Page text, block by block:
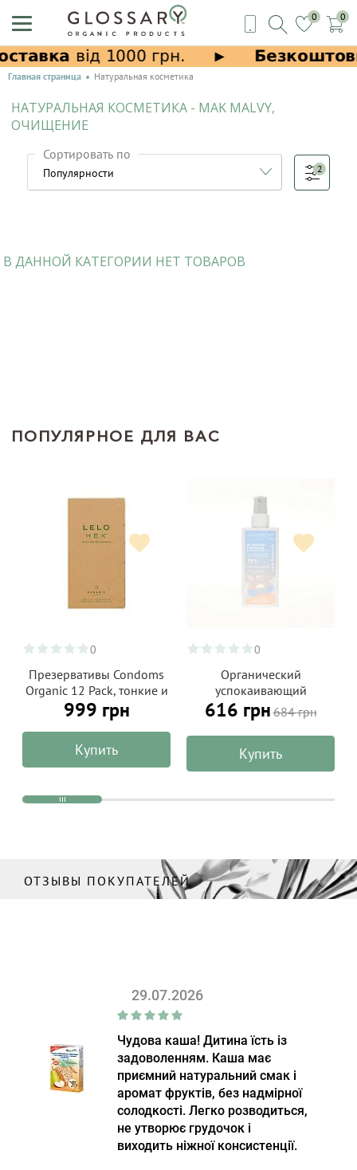
0 0
Главная страница Натуральная косметика
НАТУРАЛЬНАЯ КОСМЕТИКА - MAK MALVY,
ОЧИЩЕНИЕ
Сортировать по
2
В ДАННОЙ КАТЕГОРИИ НЕТ ТОВАРОВ
ПОПУЛЯРНОЕ ДЛЯ ВАС
0
Презервативы Condoms
Organic 12 Pack, тонкие и
суперпрочные LELO HEX
999 грн
Купить
0
Органический
успокаивающий
охлаждающий гель-спрей
после загара из алоэ
вера, ALPHANOVA Organic
Sun 125 мл
616 грн684 грн
Купить
ОТЗЫВЫ ПОКУПАТЕЛЕЙ
29.07.2026
Чудова каша! Дитина їсть із
задоволенням. Каша має
приємний натуральний смак і
аромат фруктів, без надмірної
солодкості. Легко розводиться,
не утворює грудочок і
виходить ніжної консистенції.